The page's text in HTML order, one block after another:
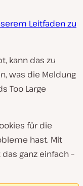
Leitfaden zu
kann das zu
was die Meldung
Too Large
für die
hast. Mit
das ganz einfach –